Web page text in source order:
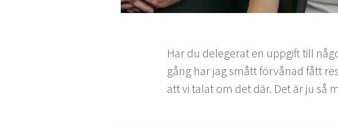
Har du delegerat en uppgift till
gång har jag smått förvå­nad fått
att vi talat om det där. Det är ju så